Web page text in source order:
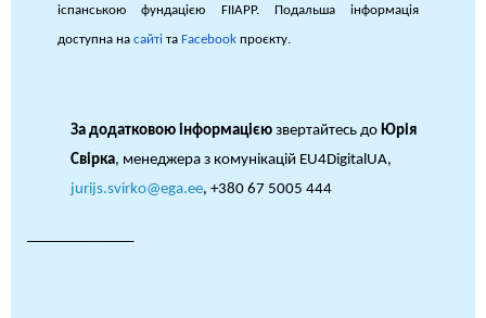
іспанською фундацією FIIAPP. Подальша інформація
доступна на сайті тa Facebook проєкту.
За додатковою інформацією звертайтесь до Юрія
Свірка, менеджера з комунікацій EU4DigitalUA,
jurijs.svirko@ega.ee, +380 67 5005 444